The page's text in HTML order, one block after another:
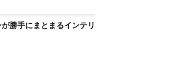
勝手にまとまるインテリ